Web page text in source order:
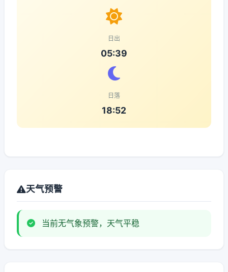
日出
05:39
日落
18:52
天气预警
当前无气象预警，天气平稳